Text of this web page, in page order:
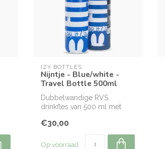
IZY BOTTLES
Nijntje - Blue/white -
Travel Bottle 500ml
Dubbelwandige RVS
drinkfles van 500 ml met
€30,00
Op voorraad